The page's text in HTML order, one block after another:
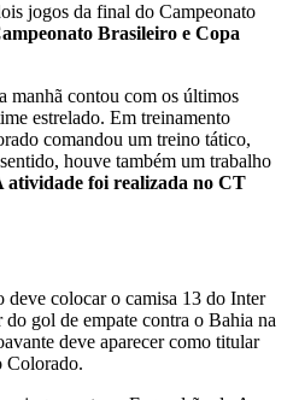
jogos da final do Campeonato
Brasileiro e Copa
manhã contou com os últimos
estrelado. Em treinamento
comandou um treino tático,
houve também um trabalho
atividade foi realizada no CT
colocar o camisa 13 do Inter
gol de empate contra o Bahia na
deve aparecer como titular
Colorado.